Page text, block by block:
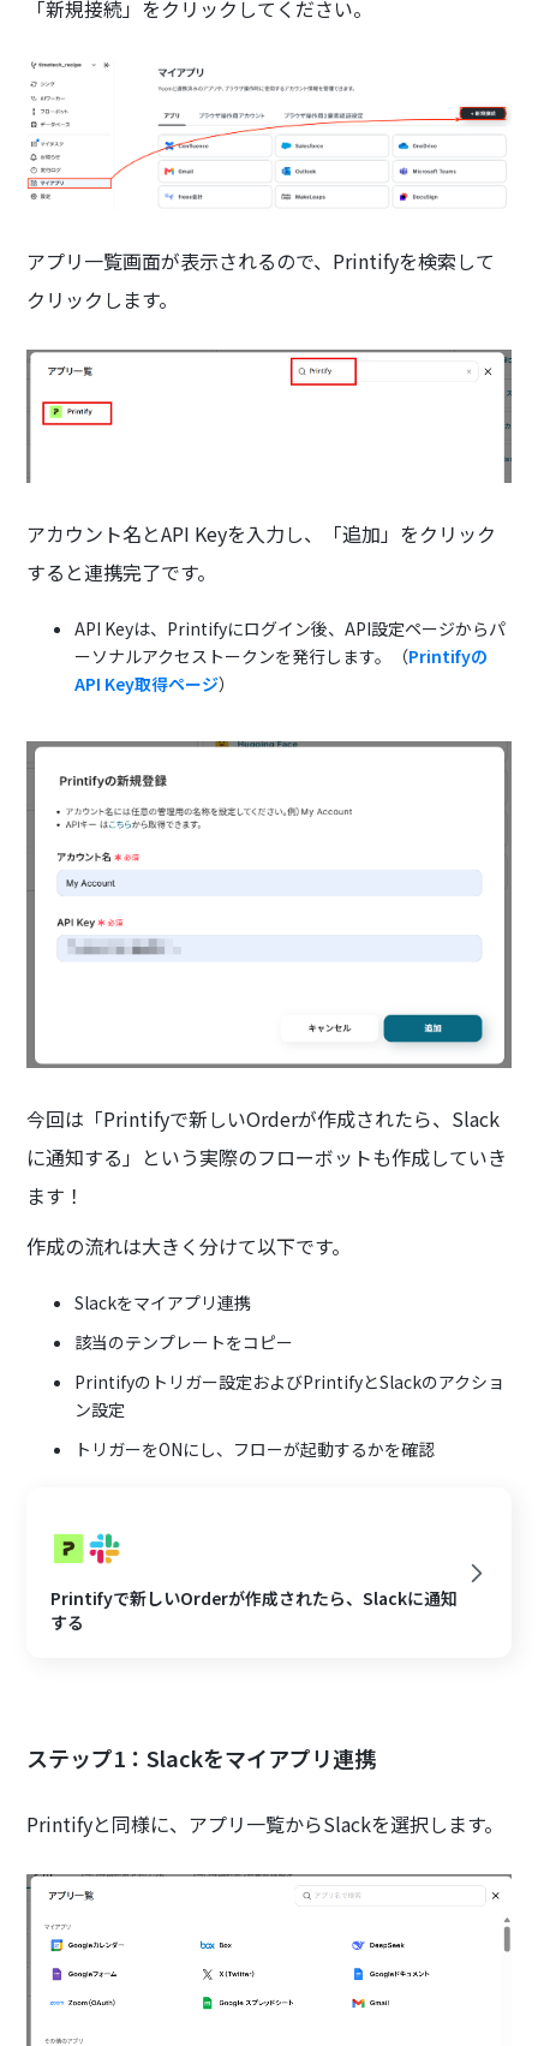
「新規接続」をクリックしてください。
アプリ一覧画面が表示されるので、Printifyを検索して
クリックします。
アカウント名とAPI Keyを入力し、「追加」をクリック
すると連携完了です。
API Keyは、Printifyにログイン後、API設定ページからパ
ーソナルアクセストークンを発行します。（Printifyの
API Key取得ページ）
今回は「Printifyで新しいOrderが作成されたら、Slack
に通知する」という実際のフローボットも作成していき
ます！
作成の流れは大きく分けて以下です。
Slackをマイアプリ連携
該当のテンプレートをコピー
Printifyのトリガー設定およびPrintifyとSlackのアクショ
ン設定
トリガーをONにし、フローが起動するかを確認
Printifyで新しいOrderが作成されたら、Slackに通知
する
ステップ1：Slackをマイアプリ連携
Printifyと同様に、アプリ一覧からSlackを選択します。